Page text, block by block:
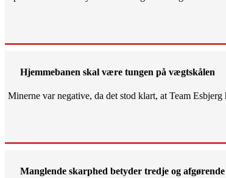
Hjemmebanen skal være tungen på vægtskålen
Minerne var negative, da det stod klart, at Team
Manglende skarphed betyder tredje og